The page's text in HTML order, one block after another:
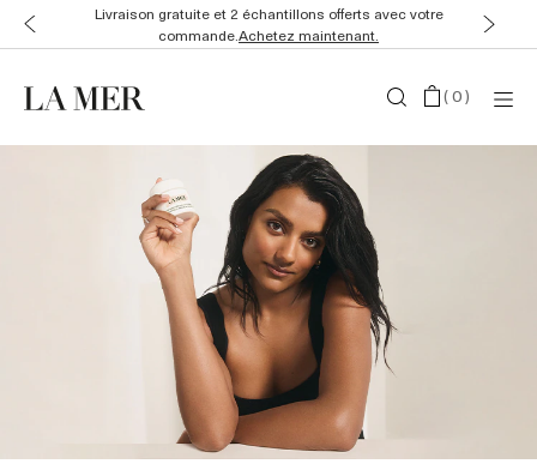
Livraison gratuite et 2 échantillons offerts avec votre
commande.Achetez maintenant.
(0)